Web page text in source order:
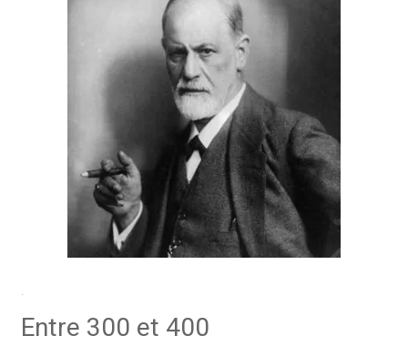
.
Entre 300 et 400